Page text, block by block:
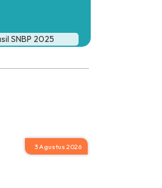
SNBP 2025
3 Agustus 2026